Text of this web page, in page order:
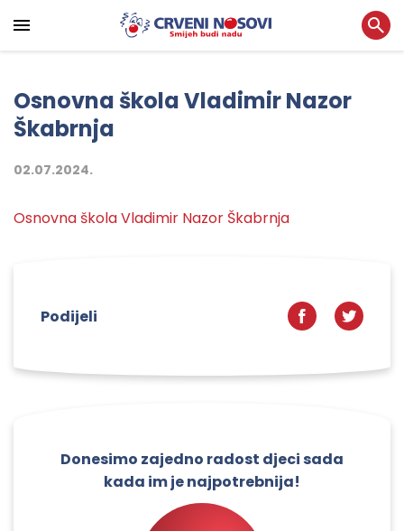
Osnovna škola Vladimir Nazor
Škabrnja
02.07.2024.
Osnovna škola Vladimir Nazor Škabrnja
Podijeli
Donesimo zajedno radost djeci sada
kada im je najpotrebnija!